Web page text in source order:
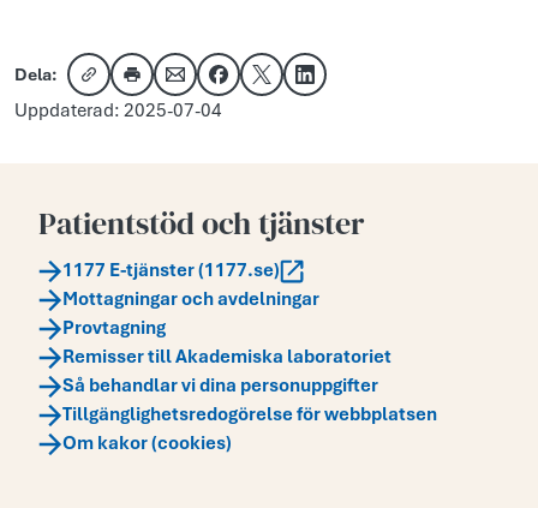
Dela:
Kopiera länk
Skriv utDela via e-post
Dela på Facebook
Dela på XDela på LinkedIn
Uppdaterad: 2025-07-04
Patientstöd och tjänster
1177 E-tjänster (1177.se)
Mottagningar och avdelningar
Provtagning
Remisser till Akademiska laboratoriet
Så behandlar vi dina personuppgifter
Tillgänglighetsredogörelse för webbplatsen
Om kakor (cookies)